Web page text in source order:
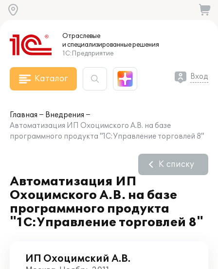
Отраслевые
и специализированныерешения
1С:Предприятие
Каталог Вход
Главная
Внедрения
Автоматизация ИП Охоцимского А.В. на базе
программного продукта "1С:Управление торговлей 8"
Автоматизация ИП
Охоцимского А.В. на базе
программного продукта
"1С:Управление торговлей 8"
К списку
ИП Охоцимский А.В.